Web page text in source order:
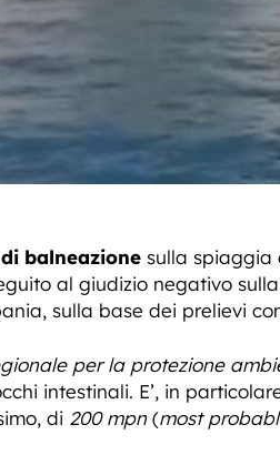
balneazione sulla spiaggia
al giudizio negativo
sulla base dei prelievi
per la protezione
intestinali. E’, in
di 200 mpn(most